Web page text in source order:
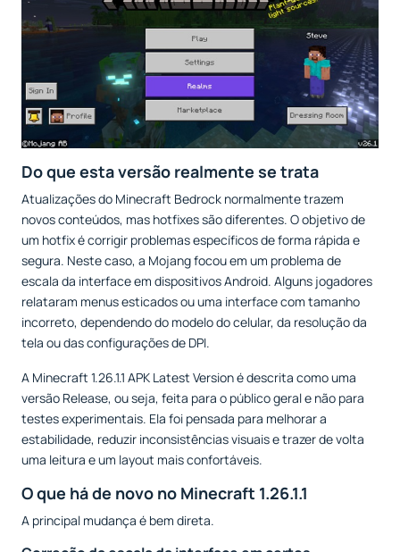
Do que esta versão realmente se trata
Atualizações do Minecraft Bedrock normalmente trazem
novos conteúdos, mas hotfixes são diferentes. O objetivo de
um hotfix é corrigir problemas específicos de forma rápida e
segura. Neste caso, a Mojang focou em um problema de
escala da interface em dispositivos Android. Alguns jogadores
relataram menus esticados ou uma interface com tamanho
incorreto, dependendo do modelo do celular, da resolução da
tela ou das configurações de DPI.
A Minecraft 1.26.1.1 APK Latest Version é descrita como uma
versão Release, ou seja, feita para o público geral e não para
testes experimentais. Ela foi pensada para melhorar a
estabilidade, reduzir inconsistências visuais e trazer de volta
uma leitura e um layout mais confortáveis.
O que há de novo no Minecraft 1.26.1.1
A principal mudança é bem direta.